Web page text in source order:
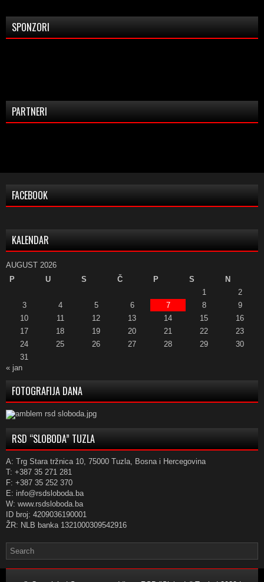
SPONZORI
PARTNERI
FACEBOOK
KALENDAR
AUGUST 2026
P
U S Č P S
N
1
2
3
4 5 6 7 8
9
10
11 12 13 14 15
16
17
18 19 20 21 22
23
24
25 26 27 28 29
30
31
« jan
FOTOGRAFIJA DANA
RSD “SLOBODA” TUZLA
A: Trg Stara tržnica 10, 75000 Tuzla, Bosna i Hercegovina
T: +387 35 271 281
F: +387 35 252 370
E: info@rsdsloboda.ba
W: www.rsdsloboda.ba
ID broj: 4209036190001
ŽR: NLB banka 1321000309542916